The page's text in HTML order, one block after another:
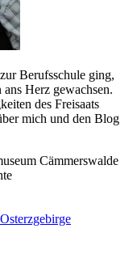
Berufsschule ging,
Herz gewachsen.
des Freisaats
mich und den Blog
Cämmerswalde
Osterzgebirge